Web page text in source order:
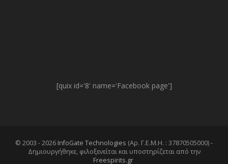
[quix id='8' name='Facebook page']
© 2003 - 2026 InfoGate Technologies (Αρ. Γ.Ε.Μ.Η. : 37870505000) -
Δημιουργήθηκε, φιλοξενείται και υποστηρίζεται από την
Freespirits.gr